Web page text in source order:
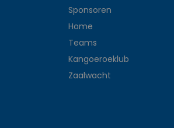
Sponsoren
Home
Teams
Kangoeroeklub
Zaalwacht